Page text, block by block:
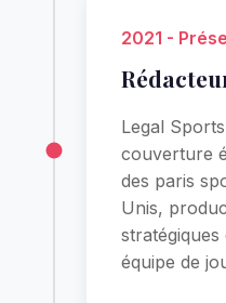
2021 -
Legal
couverture
des paris
Unis,
équipe de